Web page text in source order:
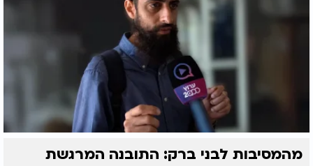
מהמסיבות לבני ברק: התובנה המרגשת